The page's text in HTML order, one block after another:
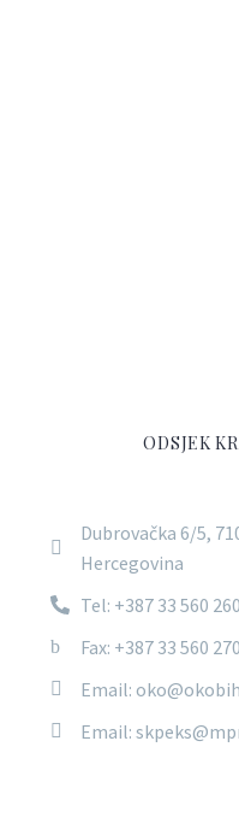
ODSJEK
Dubrovačka 6/5,
Hercegovina
Tel: +387 33 560 260
Fax: +387 33 560 270
Email:
Email: